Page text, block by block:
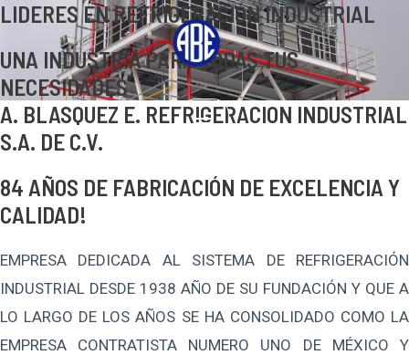
LIDERES EN REFRIGERACIÓN INDUSTRIAL
UNA INDUSTRIA PARA TODAS TUS
NECESIDADES
A. BLASQUEZ E. REFRIGERACION INDUSTRIAL
S.A. DE C.V.
84 AÑOS DE FABRICACIÓN DE EXCELENCIA Y
CALIDAD!
EMPRESA DEDICADA AL SISTEMA DE REFRIGERACIÓN
INDUSTRIAL DESDE 1938 AÑO DE SU FUNDACIÓN Y QUE A
LO LARGO DE LOS AÑOS SE HA CONSOLIDADO COMO LA
EMPRESA CONTRATISTA NUMERO UNO DE MÉXICO Y